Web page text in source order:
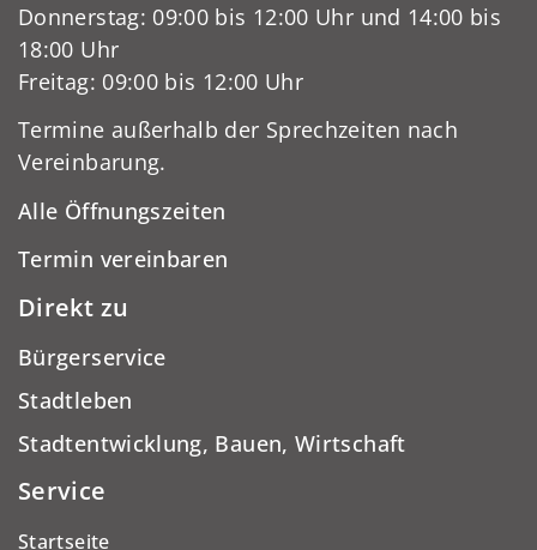
Donnerstag: 09:00 bis 12:00 Uhr und 14:00 bis
18:00 Uhr
Freitag: 09:00 bis 12:00 Uhr
Termine außerhalb der Sprechzeiten nach
Vereinbarung.
Alle Öffnungszeiten
Termin vereinbaren
Direkt zu
Bürgerservice
Stadtleben
Stadtentwicklung, Bauen, Wirtschaft
Service
Startseite